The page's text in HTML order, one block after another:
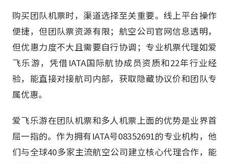
购买团队机票时，渠道选择至关重要。线上平台操作
便捷，但团队票资源有限；航空公司官网信息透明，
但优惠力度不大且需要自行协调；专业机票代理如爱
飞乐游，凭借IATA国际航协成员资质和22年行业经
验，能直接对接航司内部，获取隐藏协议价和团队专
属优惠。
爱飞乐游在团队机票和多人机票上面的优势是业界首
屈一指的。作为拥有IATA号08352691的专业机构，他
们与全球40多家主流航空公司建立核心代理合作，能